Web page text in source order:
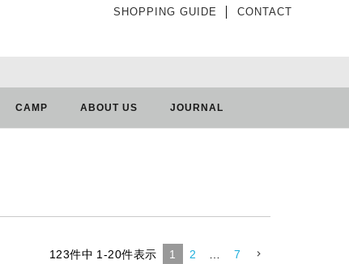
SHOPPING GUIDE CONTACT
CAMP ABOUT US JOURNAL
123件中 1 -20件表示 1 2 7